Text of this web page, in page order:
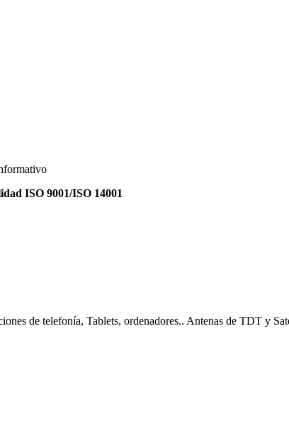
ISO 9001/ISO 14001
de telefonía, Tablets, ordenadores.. Antenas de TDT y